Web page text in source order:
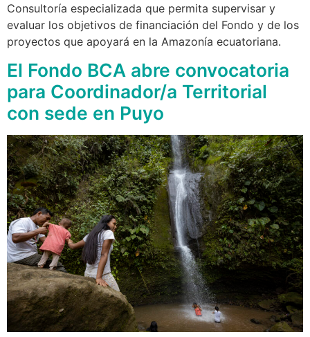
Consultoría especializada que permita supervisar y
evaluar los objetivos de financiación del Fondo y de los
proyectos que apoyará en la Amazonía ecuatoriana.
El Fondo BCA abre convocatoria
para Coordinador/a Territorial
con sede en Puyo